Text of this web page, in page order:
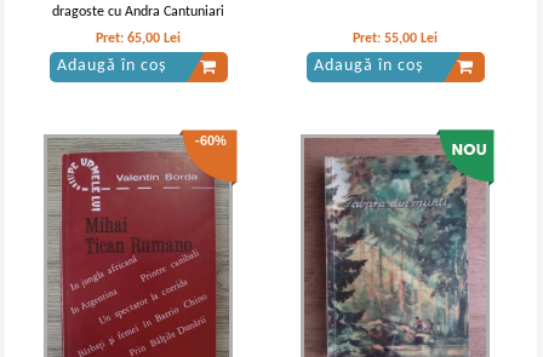
dragoste cu Andra Cantuniari
Pret:65,00 Lei
Adaugă în coș
Pret:55,00 Lei
Adaugă în coș
-60%